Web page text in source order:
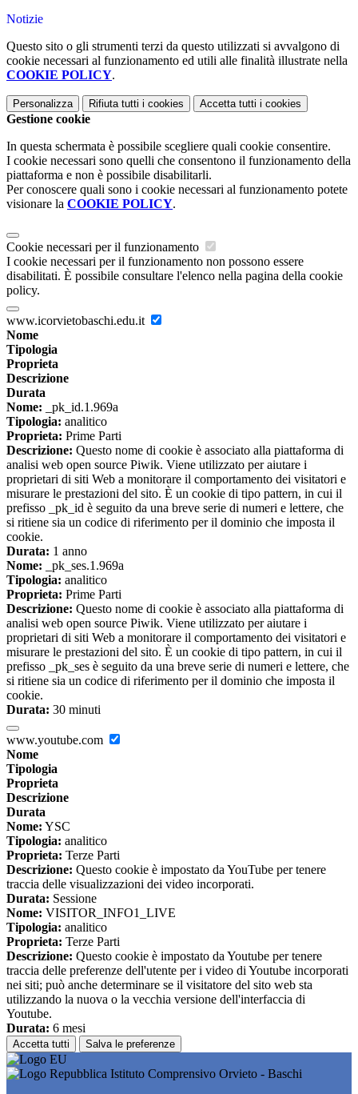
Notizie
Questo sito o gli strumenti terzi da questo utilizzati si avvalgono di
cookie necessari al funzionamento ed utili alle finalità illustrate nella
COOKIE POLICY.
Personalizza Rifiuta tutti i cookies Accetta tutti i cookies
Gestione cookie
In questa schermata è possibile scegliere quali cookie consentire.
I cookie necessari sono quelli che consentono il funzionamento della
piattaforma e non è possibile disabilitarli.
Per conoscere quali sono i cookie necessari al funzionamento potete
visionare la COOKIE POLICY.
Cookie necessari per il funzionamento
I cookie necessari per il funzionamento non possono essere
disabilitati. È possibile consultare l'elenco nella pagina della cookie
policy.
www.icorvietobaschi.edu.it
Nome
Tipologia
Proprieta
Descrizione
Durata
Nome: _pk_id.1.969a
Tipologia: analitico
Proprieta: Prime Parti
Descrizione: Questo nome di cookie è associato alla piattaforma di
analisi web open source Piwik. Viene utilizzato per aiutare i
proprietari di siti Web a monitorare il comportamento dei visitatori e
misurare le prestazioni del sito. È un cookie di tipo pattern, in cui il
prefisso _pk_id è seguito da una breve serie di numeri e lettere, che
si ritiene sia un codice di riferimento per il dominio che imposta il
cookie.
Durata: 1 anno
Nome: _pk_ses.1.969a
Tipologia: analitico
Proprieta: Prime Parti
Descrizione: Questo nome di cookie è associato alla piattaforma di
analisi web open source Piwik. Viene utilizzato per aiutare i
proprietari di siti Web a monitorare il comportamento dei visitatori e
misurare le prestazioni del sito. È un cookie di tipo pattern, in cui il
prefisso _pk_ses è seguito da una breve serie di numeri e lettere, che
si ritiene sia un codice di riferimento per il dominio che imposta il
cookie.
Durata: 30 minuti
www.youtube.com
Nome
Tipologia
Proprieta
Descrizione
Durata
Nome: YSC
Tipologia: analitico
Proprieta: Terze Parti
Descrizione: Questo cookie è impostato da YouTube per tenere
traccia delle visualizzazioni dei video incorporati.
Durata: Sessione
Nome: VISITOR_INFO1_LIVE
Tipologia: analitico
Proprieta: Terze Parti
Descrizione: Questo cookie è impostato da Youtube per tenere
traccia delle preferenze dell'utente per i video di Youtube incorporati
nei siti; può anche determinare se il visitatore del sito web sta
utilizzando la nuova o la vecchia versione dell'interfaccia di
Youtube.
Durata: 6 mesi
Accetta tutti Salva le preferenze
Istituto Comprensivo Orvieto - Baschi